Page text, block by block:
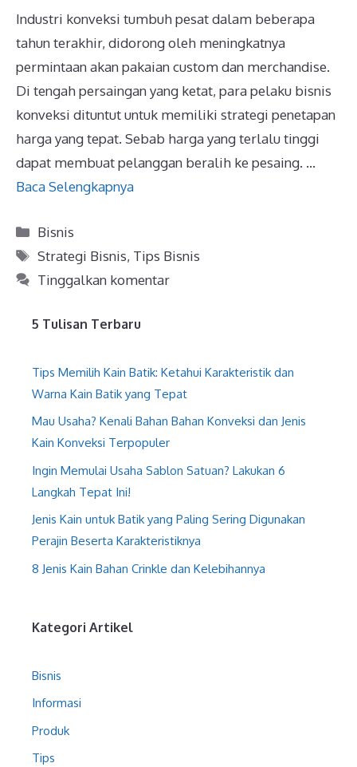
Industri konveksi tumbuh pesat dalam beberapa
tahun terakhir, didorong oleh meningkatnya
permintaan akan pakaian custom dan merchandise.
Di tengah persaingan yang ketat, para pelaku bisnis
konveksi dituntut untuk memiliki strategi penetapan
harga yang tepat. Sebab harga yang terlalu tinggi
dapat membuat pelanggan beralih ke pesaing. …
Baca Selengkapnya
Kategori
Bisnis
Tag
Strategi Bisnis, Tips Bisnis
Tinggalkan komentar
5 Tulisan Terbaru
Tips Memilih Kain Batik: Ketahui Karakteristik dan
Warna Kain Batik yang Tepat
Mau Usaha? Kenali Bahan Bahan Konveksi dan Jenis
Kain Konveksi Terpopuler
Ingin Memulai Usaha Sablon Satuan? Lakukan 6
Langkah Tepat Ini!
Jenis Kain untuk Batik yang Paling Sering Digunakan
Perajin Beserta Karakteristiknya
8 Jenis Kain Bahan Crinkle dan Kelebihannya
Kategori Artikel
Bisnis
Informasi
Produk
Tips